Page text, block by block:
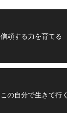
信頼する力を育てる
この自分で生きて行く